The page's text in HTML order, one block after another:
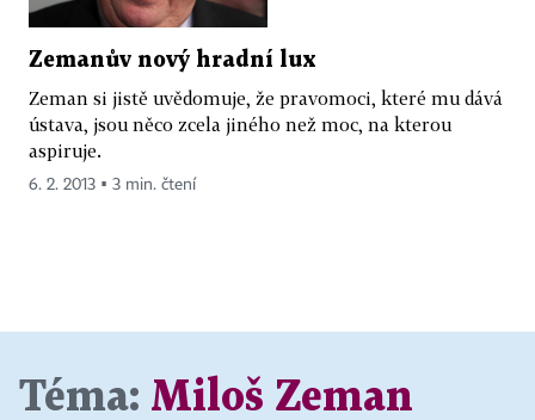
Zemanův nový hradní lux
Zeman si jistě uvědomuje, že pravomoci, které mu dává
ústava, jsou něco zcela jiného než moc, na kterou
aspiruje.
6. 2. 2013 ▪ 3 min. čtení
Téma: Miloš Zeman